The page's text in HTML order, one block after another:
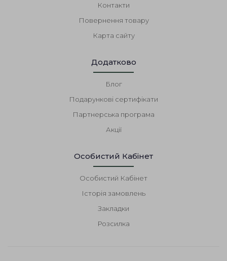
Контакти
Повернення товару
Карта сайту
Додатково
Блог
Подарункові сертифікати
Партнерська програма
Акції
Особистий Кабінет
Особистий Кабінет
Історія замовлень
Закладки
Розсилка